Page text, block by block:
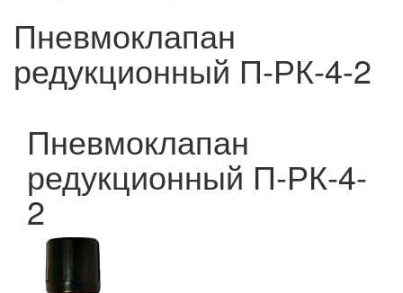
Пневмоклапан
редукционный П-РК-4-2
Пневмоклапан
редукционный П-РК-4-
2